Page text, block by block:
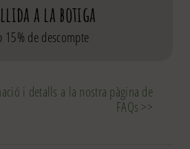
a la botiga
15% de descompte
i detalls a la nostra pàgina de
FAQs >>